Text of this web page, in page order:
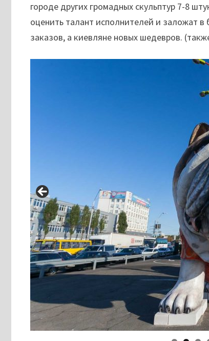
городе других громадных скульптур 7-8
оценить талант исполнителей и заложат
заказов, а киевляне новых шедевров.